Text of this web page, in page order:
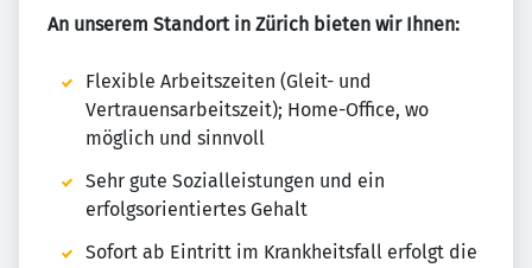
An unserem Standort in Zürich bieten wir Ihnen:
Flexible Arbeitszeiten (Gleit- und
Vertrauensarbeitszeit); Home-Office, wo
möglich und sinnvoll
Sehr gute Sozialleistungen und ein
erfolgsorientiertes Gehalt
Sofort ab Eintritt im Krankheitsfall erfolgt die